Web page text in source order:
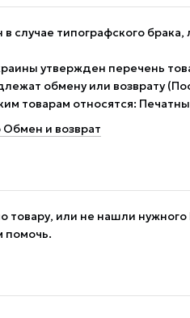
случае типографского брака,
утвержден перечень
обмену или возврату
товарам относятся:
и возврат
товару, или не нашли нужного
помочь.